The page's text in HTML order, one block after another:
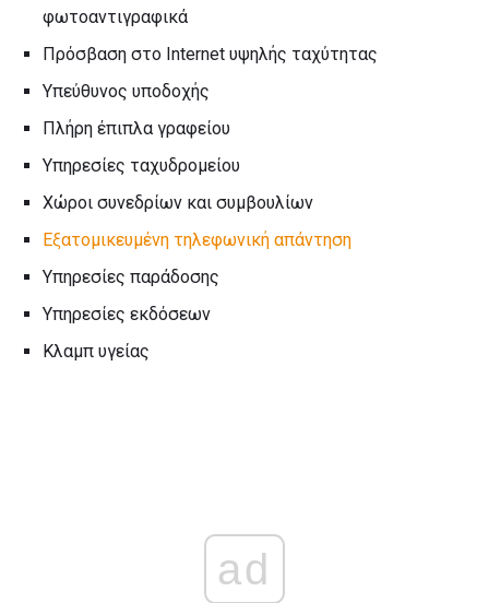
φωτοαντιγραφικά
Πρόσβαση στο Internet υψηλής ταχύτητας
Υπεύθυνος υποδοχής
Πλήρη έπιπλα γραφείου
Υπηρεσίες ταχυδρομείου
Χώροι συνεδρίων και συμβουλίων
Εξατομικευμένη τηλεφωνική απάντηση
Υπηρεσίες παράδοσης
Υπηρεσίες εκδόσεων
Κλαμπ υγείας
ad